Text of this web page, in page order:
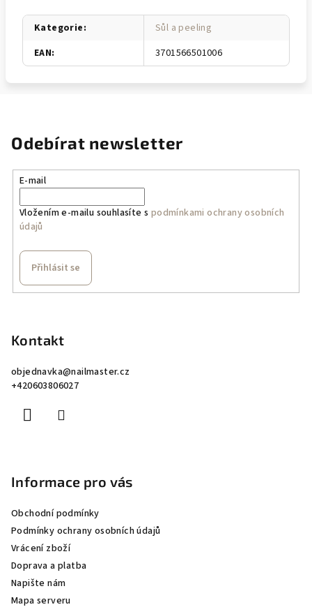
Kategorie:
Sůl a peeling
EAN: 3701566501006
Odebírat newsletter
E-mail
Vložením e-mailu souhlasíte s podmínkami ochrany osobních
údajů
Přihlásit se
Kontakt
objednavka@nailmaster.cz
+420603806027
Informace pro vás
Obchodní podmínky
Podmínky ochrany osobních údajů
Vrácení zboží
Doprava a platba
Napište nám
Mapa serveru